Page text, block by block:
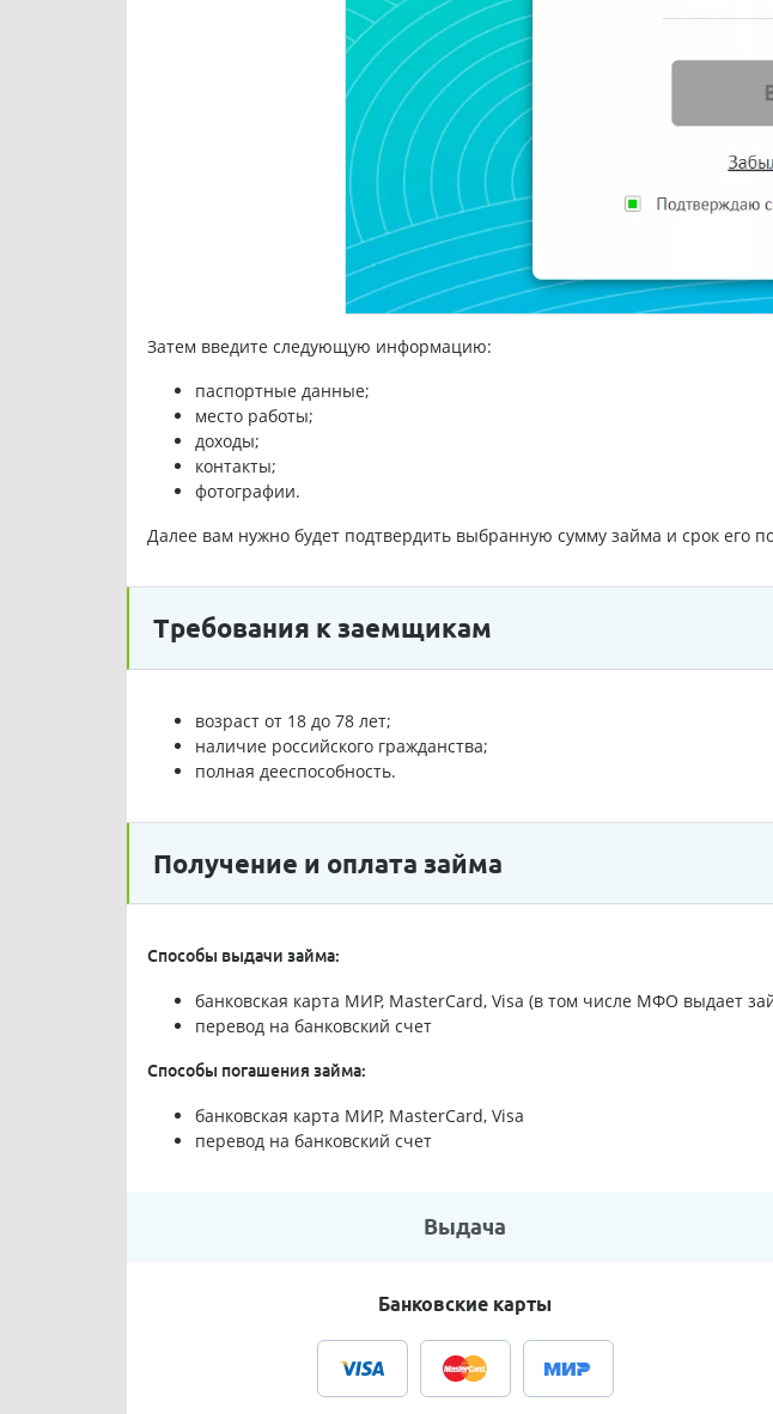
Затем введите следующую информацию:
паспортные данные;
место работы;
доходы;
контакты;
фотографии.
Далее вам нужно будет подтвердить выбранную сумму займа и срок его
Требования к заемщикам
возраст от 18 до 78 лет;
наличие российского гражданства;
полная дееспособность.
Получение и оплата займа
Способы выдачи займа:
банковская карта МИР, MasterCard, Visa (в том числе МФО выдает
перевод на банковский счет
Способы погашения займа:
банковская карта МИР, MasterCard, Visa
перевод на банковский счет
Выдача
Банковские карты